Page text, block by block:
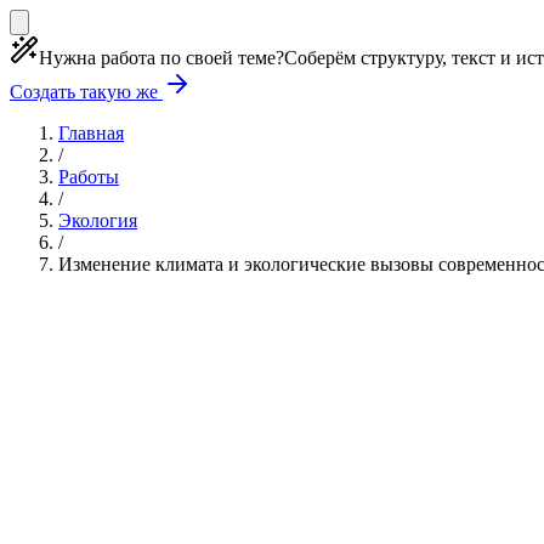
Нужна работа по своей теме?Соберём структуру, текст и
Создать такую же
Главная
/
Работы
/
Экология
/
Изменение климата и экологические вызовы